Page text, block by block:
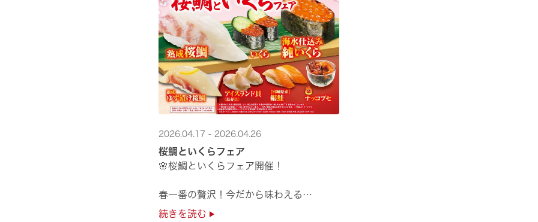
2026.04.17 - 2026.04.26
桜鯛といくらフェア
🌸桜鯛といくらフェア開催！
春一番の贅沢！今だから味わえる
旬の旨さの熟成🌸桜鯛と
続きを読む